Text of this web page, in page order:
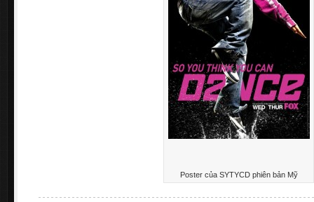
Poster của SYTYCD phiên bản Mỹ